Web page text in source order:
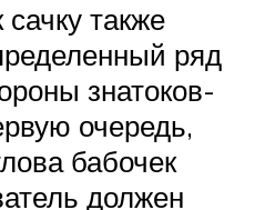
также
ряд
знатоков-
очередь,
бабочек
должен